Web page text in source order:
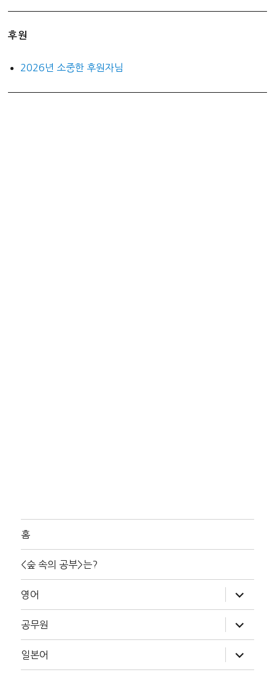
후원
2026년 소중한 후원자님
홈
<숲 속의 공부>는?
영어
위
메
확
장
공무원
위
메
확
장
일본어
위
메